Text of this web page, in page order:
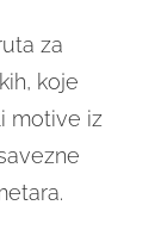
za
koje
motive iz